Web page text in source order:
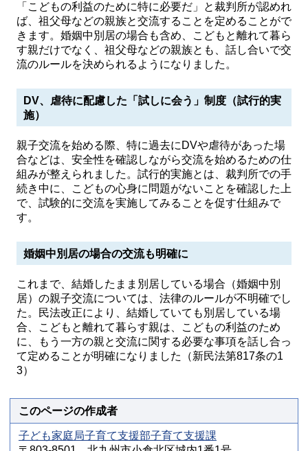
「こどもの利益のために特に必要だ」と裁判所が認めれ
ば、祖父母などの親族と交流することを定めることがで
きます。婚姻中別居の場合も含め、こどもと離れて暮ら
す親だけでなく、祖父母などの親族とも、話し合いで交
流のルールを決められるようになりました。
DV、虐待に配慮した「試しに会う」制度（試行的実
施）
親子交流を始める際、特に過去にDVや虐待があった場
合などは、安全性を確認しながら交流を始めるための仕
組みが整えられました。試行的実施とは、裁判所での手
続き中に、こどもの心身に問題がないことを確認した上
で、試験的に交流を実施してみることを促す仕組みで
す。
婚姻中別居の場合の交流も明確に
これまで、結婚したまま別居している場合（婚姻中別
居）の親子交流については、法律のルールが不明確でし
た。民法改正により、結婚していても別居している場
合、こどもと離れて暮らす親は、こどもの利益のため
に、もう一方の親と交流に関する必要な事項を話し合っ
て定めることが明確になりました（新民法第817条の1
3）
このページの作成者
子ども家庭局子育て支援部子育て支援課